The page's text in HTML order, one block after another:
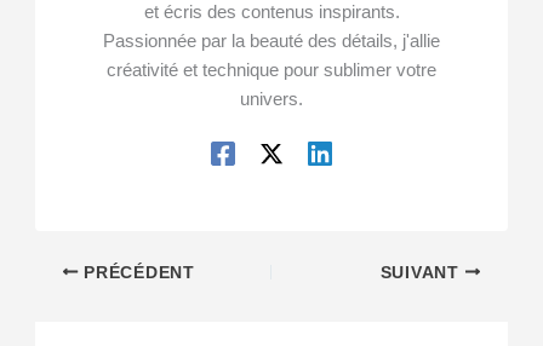
et écris des contenus inspirants.
Passionnée par la beauté des détails, j'allie
créativité et technique pour sublimer votre
univers.
PRÉCÉDENT SUIVANT